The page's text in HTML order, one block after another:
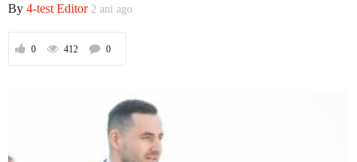
By 4-test Editor 2 ani ago
0 412 0